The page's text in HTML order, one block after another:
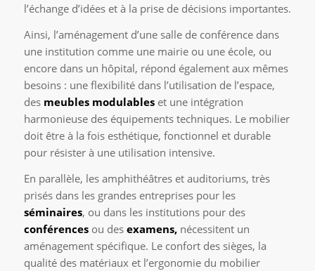
l’échange d’idées et à la prise de décisions importantes.
Ainsi, l’aménagement d’une salle de conférence dans
une institution comme une mairie ou une école, ou
encore dans un hôpital, répond également aux mêmes
besoins : une flexibilité dans l’utilisation de l’espace,
des meubles modulableset une intégration
harmonieuse des équipements techniques. Le mobilier
doit être à la fois esthétique, fonctionnel et durable
pour résister à une utilisation intensive.
En parallèle, les amphithéâtres et auditoriums, très
prisés dans les grandes entreprises pour les
séminaires, ou dans les institutions pour des
conférencesou des examens,nécessitent un
aménagement spécifique. Le confort des sièges, la
qualité des matériaux et l’ergonomie du mobilier